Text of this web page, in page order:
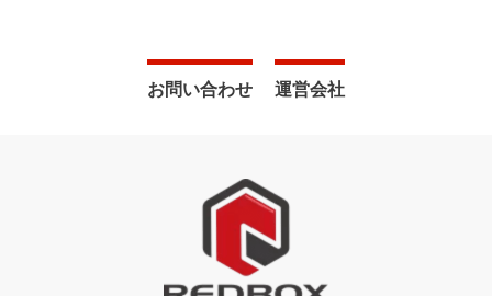
お問い合わせ 運営会社